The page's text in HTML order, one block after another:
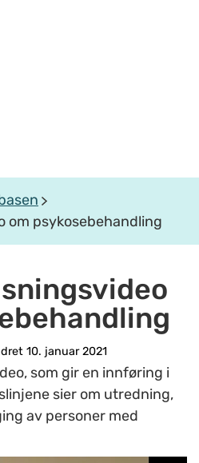
om psykosebehandling
10. januar 2021
som gir en innføring i
sier om utredning,
av personer med